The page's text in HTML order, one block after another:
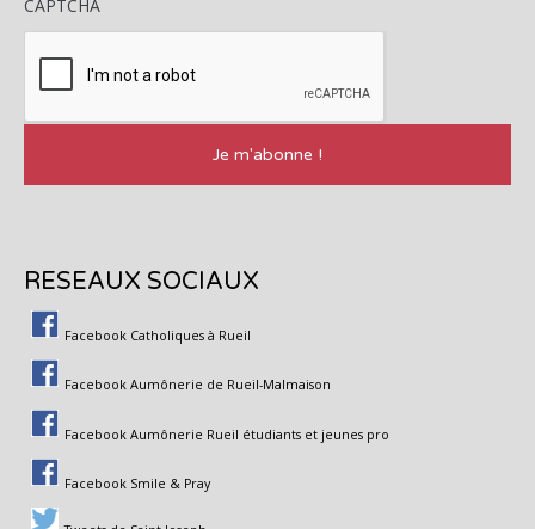
CAPTCHA
RESEAUX SOCIAUX
Facebook Catholiques à Rueil
Facebook Aumônerie de Rueil-Malmaison
Facebook Aumônerie Rueil étudiants et jeunes pro
Facebook Smile & Pray